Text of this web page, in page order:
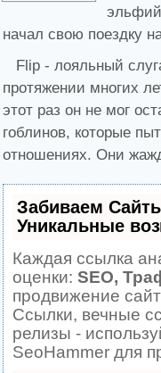
начал свою поездку
Flip - лояльный
протяжении многих
этот раз он не мог
гоблинов, которые
отношениях. Они
Забиваем
Уникальные
Каждая ссылка
оценки: SEO,
продвижение
Ссылки, вечные
релизы -
SeoHammer для